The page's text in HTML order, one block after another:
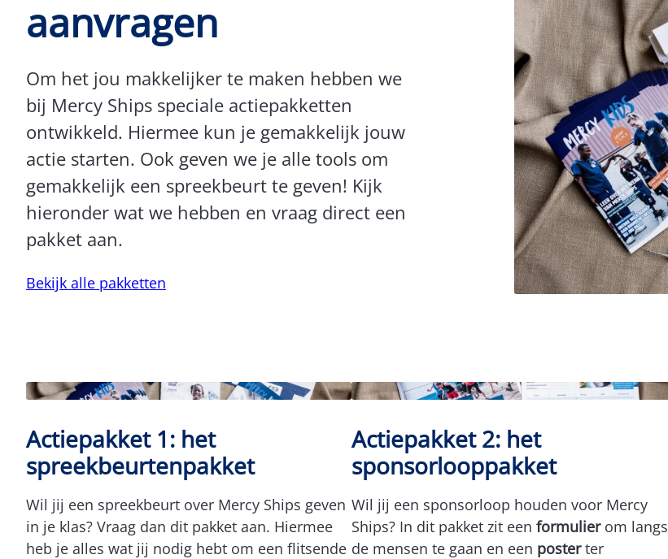
aanvragen
Om het jou makkelijker te maken hebben we
bij Mercy Ships speciale actiepakketten
ontwikkeld. Hiermee kun je gemakkelijk jouw
actie starten. Ook geven we je alle tools om
gemakkelijk een spreekbeurt te geven! Kijk
hieronder wat we hebben en vraag direct een
pakket aan.
Bekijk alle pakketten
Actiepakket 1: het
spreekbeurtenpakket
Wil jij een spreekbeurt over Mercy Ships geven
in je klas? Vraag dan dit pakket aan. Hiermee
heb je alles wat jij nodig hebt om een flitsende
Actiepakket 2: het
sponsorlooppakket
Wil jij een sponsorloop houden voor Mercy
Ships? In dit pakket zit een formulierom langs
de mensen te gaan en een posterter